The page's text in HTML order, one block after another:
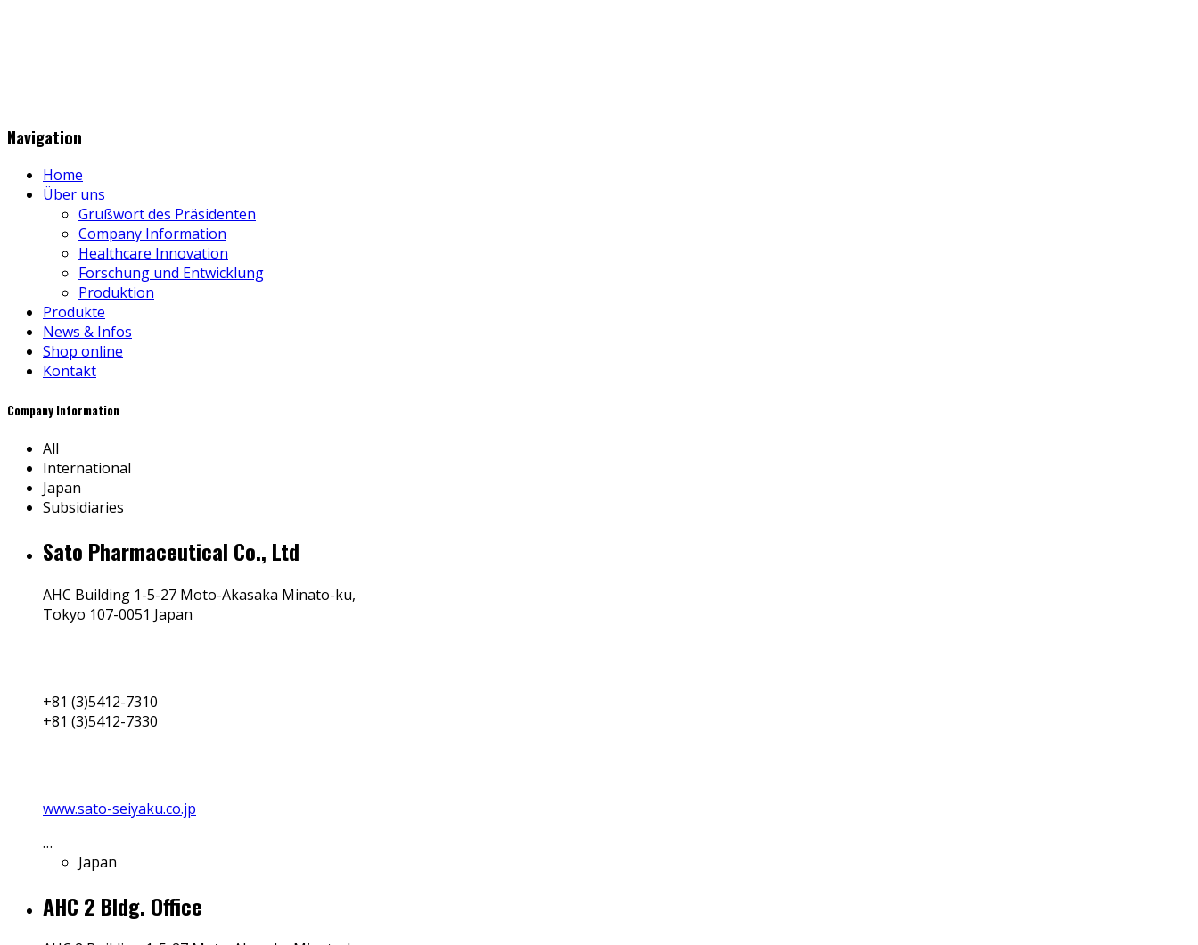
Navigation
Home
Über uns
Grußwort des Präsidenten
Company Information
Healthcare Innovation
Forschung und Entwicklung
Produktion
Produkte
News & Infos
Shop online
Kontakt
Company Information
All
International
Japan
Subsidiaries
Sato Pharmaceutical Co., Ltd
AHC Building 1-5-27 Moto-Akasaka Minato-ku,
Tokyo 107-0051 Japan
+81 (3)5412-7310
+81 (3)5412-7330
www.sato-seiyaku.co.jp
…
Japan
AHC 2 Bldg. Office